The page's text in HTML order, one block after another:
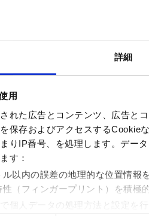
詳細
用
れた広告とコンテンツ、広告と
保存およびアクセスするCookie
りIP番号、を処理します。デー
す：
ル以内の誤差の地理的な位置情報
性（フィンガープリント）を積極
で個人データの処理方法と設定を
『グウェ
その他
グウェン
グウェン